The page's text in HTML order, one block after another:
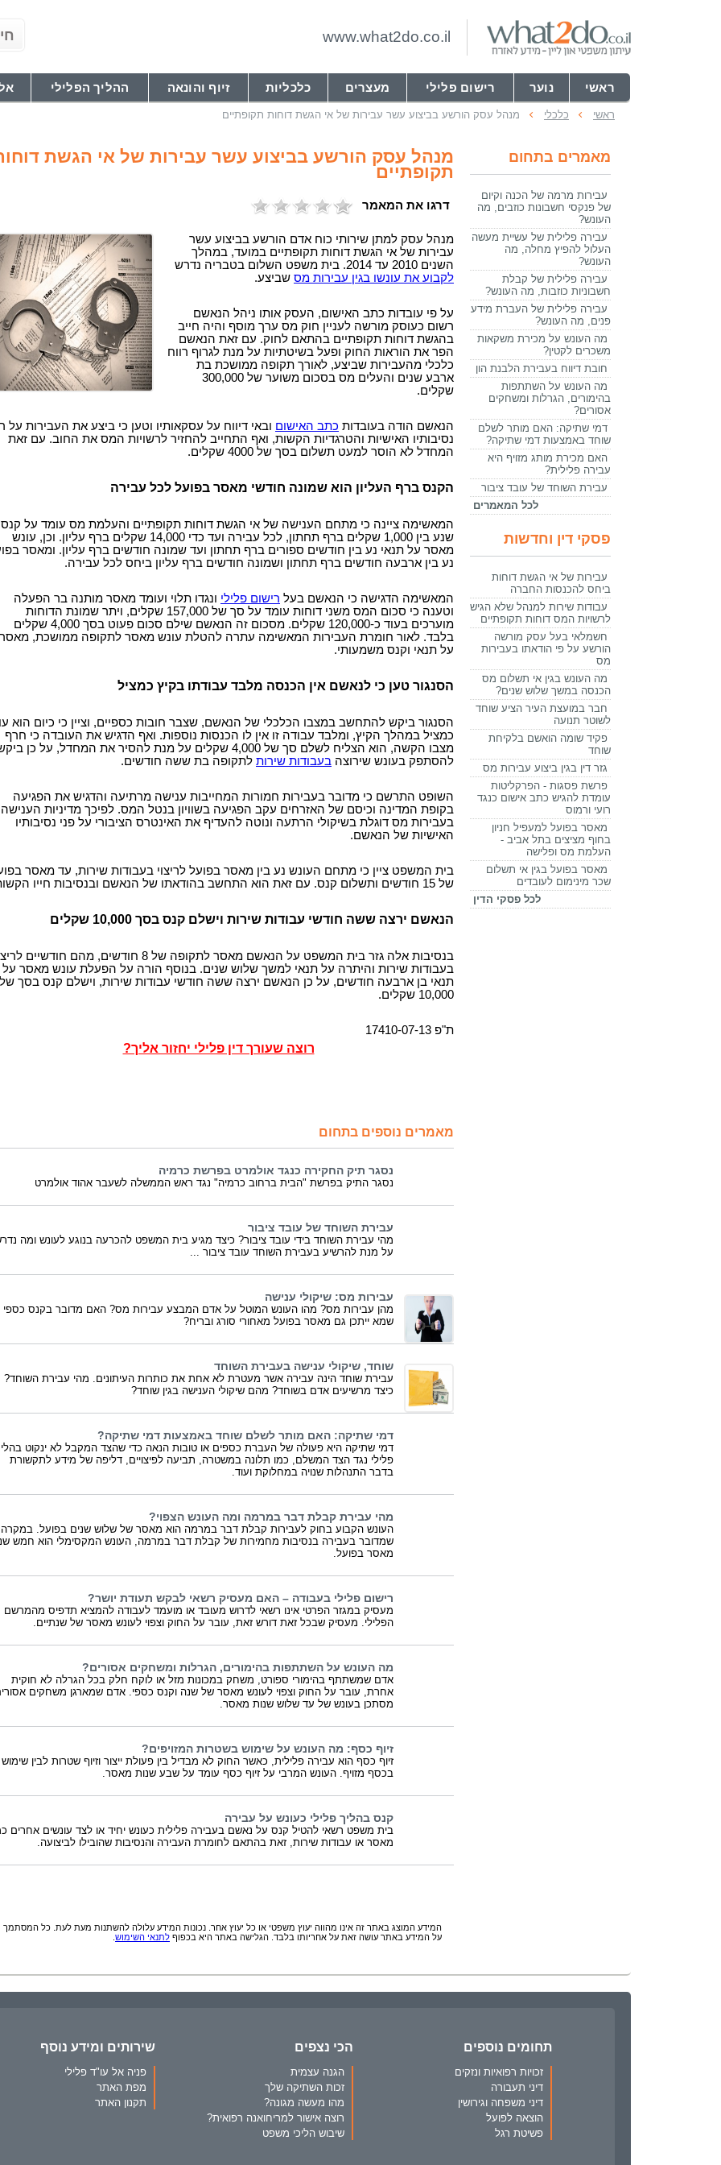
www.what2do.co.il
ראשי נוער רישום פלילי מעצרים כלכליות זיוף והונאה ההליך הפלילי
ראשי כלכלי מנהל עסק הורשע בביצוע עשר עבירות של אי הגשת דוחות תקופתיים
מנהל עסק הורשע בביצוע עשר עבירות של אי הגשת
תקופתיים
דרגו את המאמר
מנהל עסק למתן שירותי כוח אדם הורשע בביצוע עשר
עבירות של אי הגשת דוחות תקופתיים במועד, במהלך
השנים 2010 עד 2014. בית משפט השלום בטבריה נדרש
לקבוע את עונשו בגין עבירות מס שביצע.
על פי עובדות כתב האישום, העסק אותו ניהל הנאשם
רשום כעוסק מורשה לעניין חוק מס ערך מוסף והיה חייב
בהגשת דוחות תקופתיים בהתאם לחוק. עם זאת הנאשם
הפר את הוראות החוק ופעל בשיטתיות על מנת לגרוף רווח
כלכלי מהעבירות שביצע, לאורך תקופה ממושכת בת
ארבע שנים והעלים מס בסכום משוער של 300,000
שקלים.
הנאשם הודה בעובדות כתב האישום ובאי דיווח על עסקאותיו וטען כי ביצע את העבירות על
נסיבותיו האישיות והטרגדיות הקשות, ואף התחייב להחזיר לרשויות המס את החוב. עם זאת
המחדל לא הוסר למעט תשלום בסך של 4000 שקלים.
הקנס ברף העליון הוא שמונה חודשי מאסר בפועל לכל עבירה
המאשימה ציינה כי מתחם הענישה של אי הגשת דוחות תקופתיים והעלמת מס עומד על קנס
שנע בין 1,000 שקלים ברף תחתון, לכל עבירה ועד כדי 14,000 שקלים ברף עליון. וכן, עונש
מאסר על תנאי נע בין חודשים ספורים ברף תחתון ועד שמונה חודשים ברף עליון. ומאסר
נע בין ארבעה חודשים ברף תחתון ושמונה חודשים ברף עליון ביחס לכל עבירה.
המאשימה הדגישה כי הנאשם בעל רישום פלילי ונגדו תלוי ועומד מאסר מותנה בר הפעלה
וטענה כי סכום המס משני דוחות עומד על סך של 157,000 שקלים, ויתר שמונת הדוחות
מוערכים בעוד כ-120,000 שקלים. מסכום זה הנאשם שילם סכום פעוט בסך 4,000 שקלים
בלבד. לאור חומרת העבירות המאשימה עתרה להטלת עונש מאסר לתקופה ממושכת, מאסר
על תנאי וקנס משמעותי.
הסנגור טען כי לנאשם אין הכנסה מלבד עבודתו בקיץ כמציל
הסנגור ביקש להתחשב במצבו הכלכלי של הנאשם, שצבר חובות כספיים, וציין כי כיום הוא
כמציל במהלך הקיץ, ומלבד עבודה זו אין לו הכנסות נוספות. ואף הדגיש את העובדה כי חרף
מצבו הקשה, הוא הצליח לשלם סך של 4,000 שקלים על מנת להסיר את המחדל, על כן
להסתפק בעונש שירוצה בעבודות שירות לתקופה בת ששה חודשים.
השופט התרשם כי מדובר בעבירות חמורות המחייבות ענישה מרתיעה והדגיש את הפגיעה
בקופת המדינה וכיסם של האזרחים עקב הפגיעה בשוויון בנטל המס. לפיכך מדיניות הענישה
בעבירות מס דוגלת בשיקולי הרתעה ונוטה להעדיף את האינטרס הציבורי על פני נסיבותיו
האישיות של הנאשם.
בית המשפט ציין כי מתחם העונש נע בין מאסר בפועל לריצוי בעבודות שירות, עד מאסר
של 15 חודשים ותשלום קנס. עם זאת הוא התחשב בהודאתו של הנאשם ובנסיבות חייו הקשות.
הנאשם ירצה ששה חודשי עבודות שירות וישלם קנס בסך 10,000 שקלים
בנסיבות אלה גזר בית המשפט על הנאשם מאסר לתקופה של 8 חודשים, מהם חודשיים
בעבודות שירות והיתרה על תנאי למשך שלוש שנים. בנוסף הורה על הפעלת עונש מאסר על
תנאי בן ארבעה חודשים, על כן הנאשם ירצה ששה חודשי עבודות שירות, וישלם קנס בסך של
10,000 שקלים.
ת"פ 17410-07-13
רוצה שעורך דין פלילי יחזור אליך?
מאמרים נוספים בתחום
נסגר תיק החקירה כנגד אולמרט בפרשת כרמיה
נסגר התיק בפרשת "הבית ברחוב כרמיה" נגד ראש הממשלה לשעבר אהוד אולמרט
עבירת השוחד של עובד ציבור
מהי עבירת השוחד בידי עובד ציבור? כיצד מגיע בית המשפט להכרעה בנוגע לעונש ומה
על מנת להרשיע בעבירת השוחד עובד ציבור ...
עבירות מס: שיקולי ענישה
מהן עבירות מס? מהו העונש המוטל על אדם המבצע עבירות מס? האם מדובר בקנס כספי
שמא ייתכן גם מאסר בפועל מאחורי סורג ובריח?
שוחד, שיקולי ענישה בעבירת השוחד
עבירת שוחד הינה עבירה אשר מעטרת לא אחת את כותרות העיתונים. מהי עבירת השוחד?
כיצד מרשיעים אדם בשוחד? מהם שיקולי הענישה בגין שוחד?
דמי שתיקה: האם מותר לשלם שוחד באמצעות דמי שתיקה?
דמי שתיקה היא פעולה של העברת כספים או טובות הנאה כדי שהצד המקבל לא ינקוט
פלילי נגד הצד המשלם, כמו תלונה במשטרה, תביעה לפיצויים, דליפה של מידע לתקשורת
בדבר התנהלות שנויה במחלוקת ועוד.
מהי עבירת קבלת דבר במרמה ומה העונש הצפוי?
העונש הקבוע בחוק לעבירות קבלת דבר במרמה הוא מאסר של שלוש שנים בפועל. במקרה
שמדובר בעבירה בנסיבות מחמירות של קבלת דבר במרמה, העונש המקסימלי הוא חמש
מאסר בפועל.
רישום פלילי בעבודה – האם מעסיק רשאי לבקש תעודת יושר?
מעסיק במגזר הפרטי אינו רשאי לדרוש מעובד או מועמד לעבודה להמציא תדפיס מהמרשם
הפלילי. מעסיק שבכל זאת דורש זאת, עובר על החוק וצפוי לעונש מאסר של שנתיים.
מה העונש על השתתפות בהימורים, הגרלות ומשחקים אסורים?
אדם שמשתתף בהימורי ספורט, משחק במכונות מזל או לוקח חלק בכל הגרלה לא חוקית
אחרת, עובר על החוק וצפוי לעונש מאסר של שנה וקנס כספי. אדם שמארגן משחקים
מסתכן בעונש של עד שלוש שנות מאסר.
זיוף כסף: מה העונש על שימוש בשטרות המזויפים?
זיוף כסף הוא עבירה פלילית, כאשר החוק לא מבדיל בין פעולת ייצור וזיוף שטרות לבין שימוש
בכסף מזויף. העונש המרבי על זיוף כסף עומד על שבע שנות מאסר.
קנס בהליך פלילי כעונש על עבירה
בית משפט רשאי להטיל קנס על נאשם בעבירה פלילית כעונש יחיד או לצד עונשים אחרים
מאסר או עבודות שירות, זאת בהתאם לחומרת העבירה והנסיבות שהובילו לביצועה.
המידע המוצג באתר זה אינו מהווה יעוץ משפטי או כל יעוץ אחר. נכונות המידע עלולה להשתנות מעת לעת. כל המסתמך
על המידע באתר עושה זאת על אחריותו בלבד. הגלישה באתר היא בכפוף לתנאי השימוש
מאמרים בתחום
עבירות מרמה של הכנה וקיום
של פנקסי חשבונות כוזבים, מה
העונש?
עבירה פלילית של עשיית מעשה
העלול להפיץ מחלה, מה
העונש?
עבירה פלילית של קבלת
חשבוניות כוזבות, מה העונש?
עבירה פלילית של העברת מידע
פנים, מה העונש?
מה העונש על מכירת משקאות
משכרים לקטין?
חובת דיווח בעבירת הלבנת הון
מה העונש על השתתפות
בהימורים, הגרלות ומשחקים
אסורים?
דמי שתיקה: האם מותר לשלם
שוחד באמצעות דמי שתיקה?
האם מכירת מותג מזויף היא
עבירה פלילית?
עבירת השוחד של עובד ציבור
לכל המאמרים
פסקי דין וחדשות
עבירות של אי הגשת דוחות
ביחס להכנסות החברה
עבודות שירות למנהל שלא הגיש
לרשויות המס דוחות תקופתיים
חשמלאי בעל עסק מורשה
הורשע על פי הודאתו בעבירות
מס
מה העונש בגין אי תשלום מס
הכנסה במשך שלוש שנים?
חבר במועצת העיר הציע שוחד
לשוטר תנועה
פקיד שומה הואשם בלקיחת
שוחד
גזר דין בגין ביצוע עבירות מס
פרשת פסגות - הפרקליטות
עומדת להגיש כתב אישום כנגד
רועי ורמוס
מאסר בפועל למעפיל חניון
בחוף מציצים בתל אביב -
העלמת מס ופלישה
מאסר בפועל בגין אי תשלום
שכר מינימום לעובדים
לכל פסקי הדין
תחומים נוספים
זכויות רפואיות ונזקים
דיני תעבורה
דיני משפחה וגירושין
הוצאה לפועל
פשיטת רגל
הכי נצפים
הגנה עצמית
זכות השתיקה שלך
מהו מעשה מגונה?
רוצה אישור למריחואנה רפואית?
שיבוש הליכי משפט
שירותים ומידע נוסף
פניה אל עו"ד פלילי
מפת האתר
תקנון האתר